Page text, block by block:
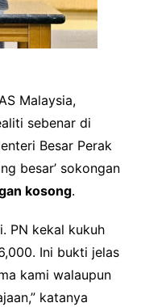
Malaysia,
sebenar di
Besar Perak
besar’ sokongan
kosong.
PN kekal kukuh
Ini bukti jelas
kami walaupun
katanya